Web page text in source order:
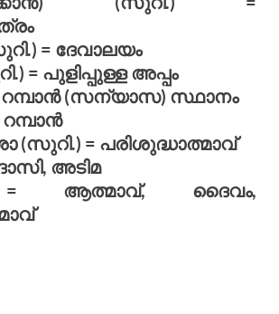
= ദേവാലയം
= പുളിപ്പുള്ള അപ്പം
റമ്പാന്‍ (സന്യാസ) സ്ഥാനം
(സുറി.) = പരിശുദ്ധാത്മാവ്
അടിമ
ആത്മാവ്, ദൈവം,